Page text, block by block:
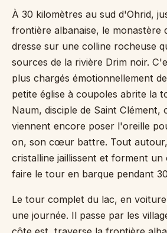
À 30 kilomètres au sud d'Ohrid,
frontière albanaise, le monastère
dresse sur une colline rocheuse
sources de la rivière Drim noir.
plus chargés émotionnellement
petite église à coupoles abrite la
Naum, disciple de Saint Clément,
viennent encore poser l'oreille
on, son cœur battre. Tout
cristalline jaillissent et forment
faire le tour en barque pendant
Le tour complet du lac, en
une journée. Il passe par les